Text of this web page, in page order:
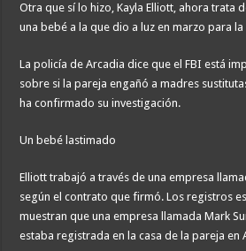
Otra que sí lo hizo, Kayla Elliott, ahora trata
una bebé a la que dio a luz en marzo para
La policía de Arcadia dice que el FBI está
sobre si la pareja engañó a madres
ha confirmado su investigación.
Un bebé lastimado
Elliott trabajó a través de una empresa
según el contrato que firmó. Los registros
muestran que una empresa llamada Mark
estaba registrada en la casa de la pareja en